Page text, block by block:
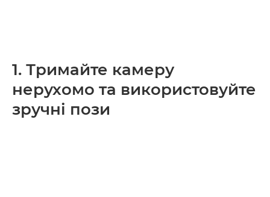
1. Тримайте камеру
нерухомо та використовуйте
зручні пози